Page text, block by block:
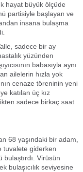
hayat büyük ölçüde
partisiyle başlayan ve
insana bulaşma
sadece bir ay
yüzünden
babasıyla aynı
ailelerin hızla yok
cenaze töreninin yeni
katılan üç kız
sadece birkaç saat
68 yaşındaki bir adam,
tuvalete giderken
Virüsün
bulaşıcılık seviyesine